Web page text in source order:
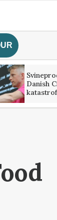
Danish